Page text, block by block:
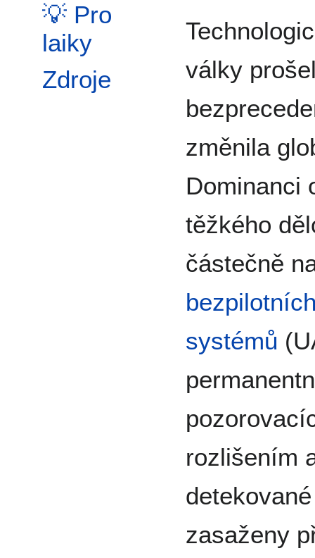
💡 Pro
laiky
Zdroje
války
změnila
Dominanci
těžkého
částečně
systémů
rozlišením
zasaženy